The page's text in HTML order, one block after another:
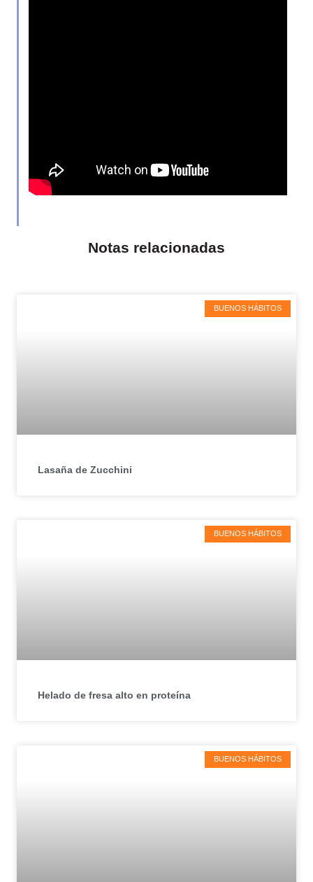
Notas relacionadas
BUENOS HÁBITOS
Lasaña de Zucchini
BUENOS HÁBITOS
Helado de fresa alto en proteína
BUENOS HÁBITOS